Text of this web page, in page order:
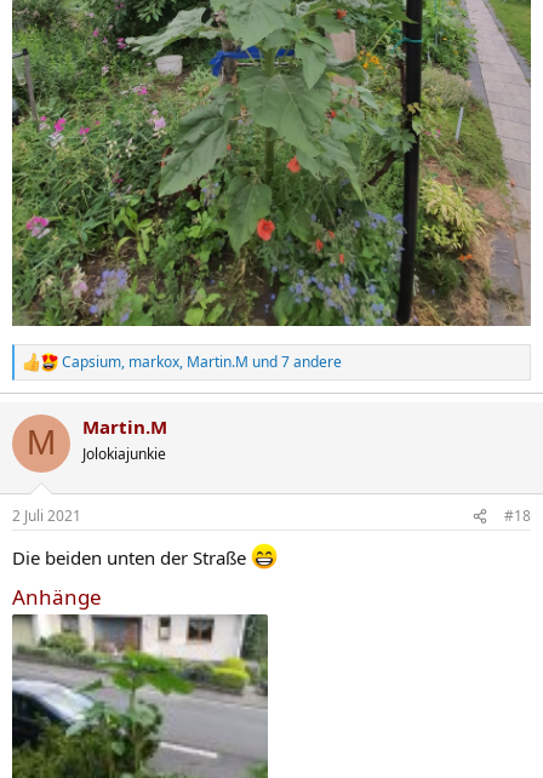
R
e
k
i
e
:
Capsium, markox, Martin.M und 7 andere
M Martin.M
Jolokiajunkie
2 Juli 2021 #18
Die beiden unten der Straße
Anhänge